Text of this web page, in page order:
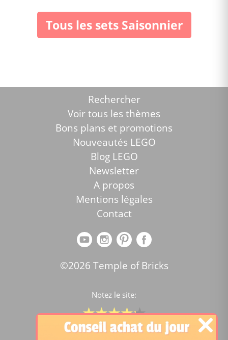
Tous les sets Saisonnier
Rechercher
Voir tous les thèmes
Bons plans et promotions
Nouveautés LEGO
Blog LEGO
Newsletter
A propos
Mentions légales
Contact
©2026 Temple of Bricks
Notez le site:
Comparateur de prix Lego